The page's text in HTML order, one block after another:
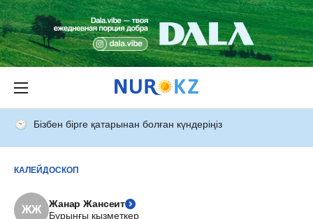
Бізбен бірге қатарынан болған күндеріңіз
КАЛЕЙДОСКОП
ЖЖ
Жанар Жансеит
Бұрынғы қызметкер